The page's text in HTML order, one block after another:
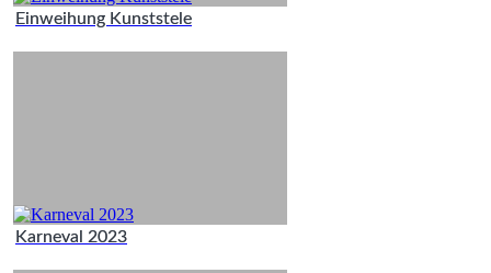
Einweihung Kunststele
Karneval 2023